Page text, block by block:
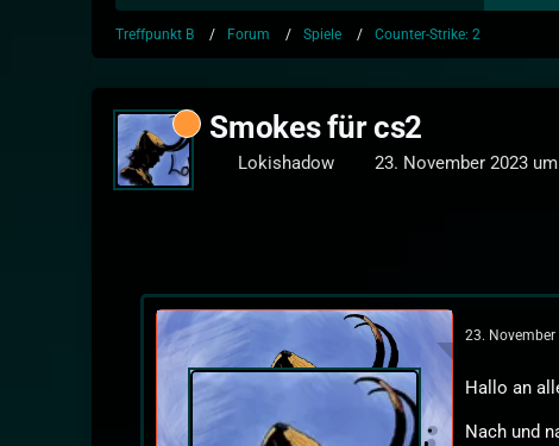
Treffpunkt B Forum Spiele Counter-Strike: 2
Smokes für cs2
Lokishadow 23. November 2023
23.
Hallo an
Nach und